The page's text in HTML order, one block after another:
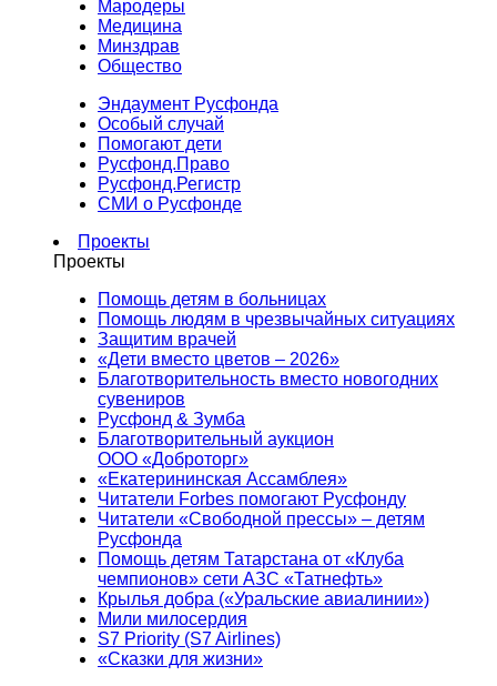
Мародеры
Медицина
Минздрав
Общество
Эндаумент Русфонда
Особый случай
Помогают дети
Русфонд.Право
Русфонд.Регистр
СМИ о Русфонде
Проекты
Проекты
Помощь детям в больницах
Помощь людям в чрезвычайных ситуациях
Защитим врачей
«Дети вместо цветов – 2026»
Благотворительность вместо новогодних
сувениров
Русфонд & Зумба
Благотворительный аукцион
ООО «Доброторг»
«Екатерининская Ассамблея»
Читатели Forbes помогают Русфонду
Читатели «Свободной прессы» – детям
Русфонда
Помощь детям Татарстана от «Клуба
чемпионов» сети АЗС «Татнефть»
Крылья добра («Уральские авиалинии»)
Мили милосердия
S7 Priority (S7 Airlines)
«Сказки для жизни»